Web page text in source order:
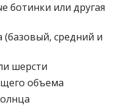
ботинки или другая
средний и
шерсти
объема